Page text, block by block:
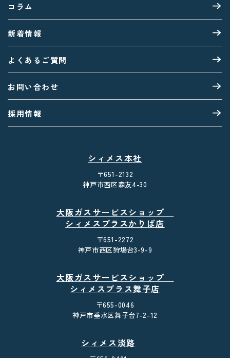
コラム
新着情報
よくあるご質問
お問い合わせ
採用情報
シィメス本社
〒651-2132
神戸市西区森友4-30
大阪ガスサービスショップ
シィメスプラスかりば店
〒651-2272
神戸市西区狩場台3-9-9
大阪ガスサービスショップ
シィメスプラス舞子店
〒655-0046
神戸市垂水区舞子台7-2-12
シィメス淡路